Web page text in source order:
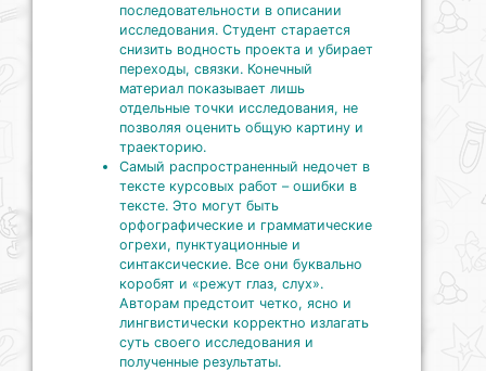
последовательности в описании
исследования. Студент старается
снизить водность проекта и убирает
переходы, связки. Конечный
материал показывает лишь
отдельные точки исследования, не
позволяя оценить общую картину и
траекторию.
Самый распространенный недочет в
тексте курсовых работ – ошибки в
тексте. Это могут быть
орфографические и грамматические
огрехи, пунктуационные и
синтаксические. Все они буквально
коробят и «режут глаз, слух».
Авторам предстоит четко, ясно и
лингвистически корректно излагать
суть своего исследования и
полученные результаты.